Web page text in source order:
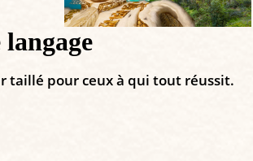
langage
taillé pour ceux à qui tout réussit.